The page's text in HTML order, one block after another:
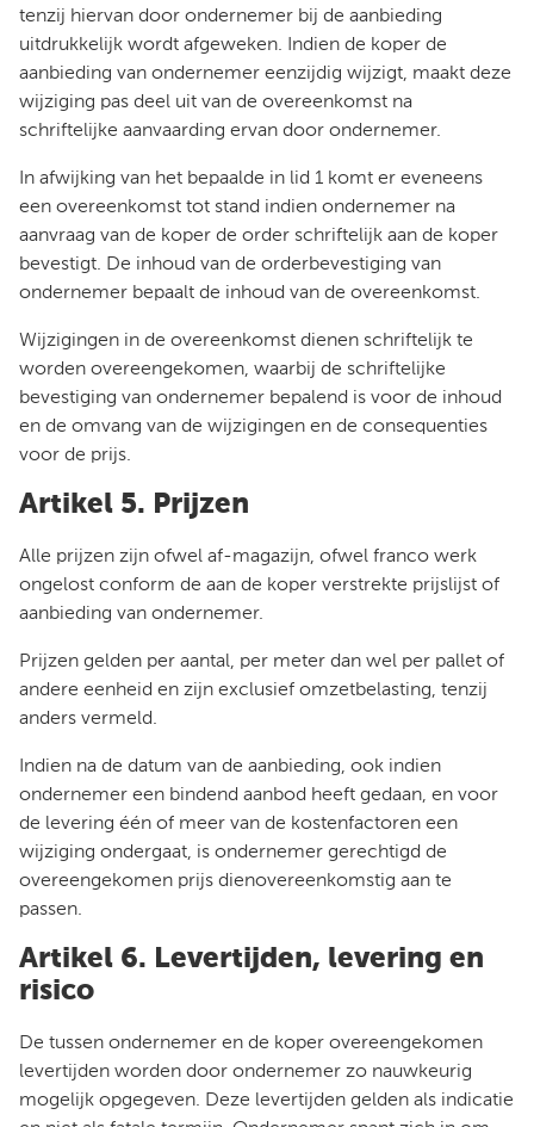
tenzij hiervan door ondernemer bij de aanbieding
uitdrukkelijk wordt afgeweken. Indien de koper de
aanbieding van ondernemer eenzijdig wijzigt, maakt deze
wijziging pas deel uit van de overeenkomst na
schriftelijke aanvaarding ervan door ondernemer.
In afwijking van het bepaalde in lid 1 komt er eveneens
een overeenkomst tot stand indien ondernemer na
aanvraag van de koper de order schriftelijk aan de koper
bevestigt. De inhoud van de orderbevestiging van
ondernemer bepaalt de inhoud van de overeenkomst.
Wijzigingen in de overeenkomst dienen schriftelijk te
worden overeengekomen, waarbij de schriftelijke
bevestiging van ondernemer bepalend is voor de inhoud
en de omvang van de wijzigingen en de consequenties
voor de prijs.
Artikel 5. Prijzen
Alle prijzen zijn ofwel af-magazijn, ofwel franco werk
ongelost conform de aan de koper verstrekte prijslijst of
aanbieding van ondernemer.
Prijzen gelden per aantal, per meter dan wel per pallet of
andere eenheid en zijn exclusief omzetbelasting, tenzij
anders vermeld.
Indien na de datum van de aanbieding, ook indien
ondernemer een bindend aanbod heeft gedaan, en voor
de levering één of meer van de kostenfactoren een
wijziging ondergaat, is ondernemer gerechtigd de
overeengekomen prijs dienovereenkomstig aan te
passen.
Artikel 6. Levertijden, levering en
risico
De tussen ondernemer en de koper overeengekomen
levertijden worden door ondernemer zo nauwkeurig
mogelijk opgegeven. Deze levertijden gelden als indicatie